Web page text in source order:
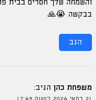
והשמחה שלך חסרים בבית
בבקשה 😭🙏
הגב
משפחת כהן הגיב: